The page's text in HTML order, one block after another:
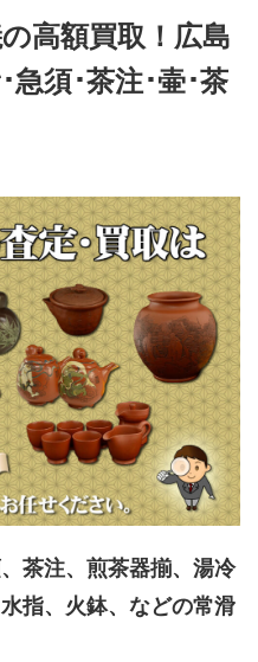
高額買取！広島
急須･茶注･壷･茶
茶注、煎茶器揃、湯冷
指、火鉢、などの常滑